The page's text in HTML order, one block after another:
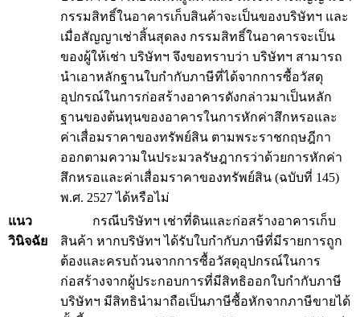
กรรมสิทธิ์ในอาคารเก็บสินค้าจะเป็นของบริษัทฯ และ
เมื่อสัญญาเช่าสิ้นสุดลง กรรมสิทธิ์ในอาคารจะเป็น
ของผู้ให้เช่า บริษัทฯ จึงขอทราบว่า บริษัทฯ สามารถ
นำเอาหลักฐานใบกำกับภาษีที่ได้จากการซื้อวัสดุ
อุปกรณ์ในการก่อสร้างอาคารดังกล่าวมาเป็นหลัก
ฐานของต้นทุนของอาคารในการหักค่าสึกหรอและ
ค่าเสื่อมราคาของทรัพย์สิน ตามพระราชกฤษฎีกา
ออกตามความในประมวลรัษฎากรว่าด้วยการหักค่า
สึกหรอและค่าเสื่อมราคาของทรัพย์สิน (ฉบับที่ 145)
พ.ศ. 2527 ได้หรือไม่
แนว
วินิจฉัย
กรณีบริษัทฯ เช่าที่ดินและก่อสร้างอาคารเก็บ
สินค้า หากบริษัทฯ ได้รับใบกำกับภาษีที่มีรายการถูก
ต้องและครบถ้วนจากการซื้อวัสดุอุปกรณ์ในการ
ก่อสร้างจากผู้ประกอบการที่มีสิทธิออกใบกำกับภาษี
บริษัทฯ มีสิทธินำมาถือเป็นภาษีซื้อหักจากภาษีขายได้